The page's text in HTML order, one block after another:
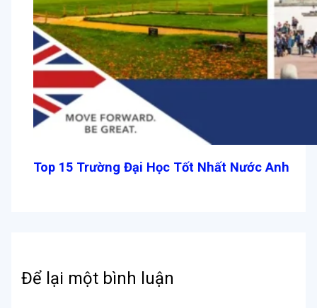
Top 15 Trường Đại Học Tốt Nhất Nước Anh
Để lại một bình luận